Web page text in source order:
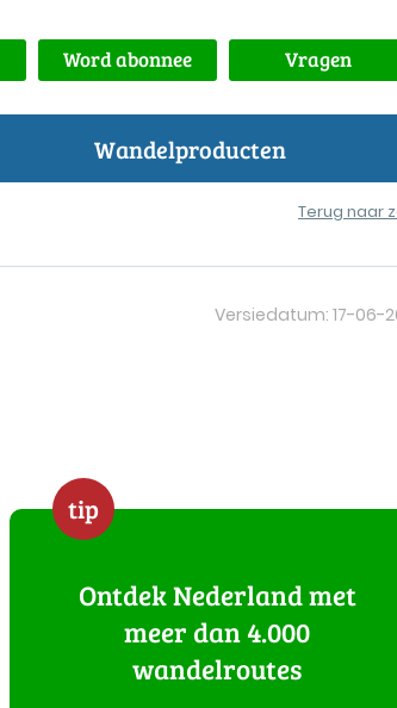
Word abonnee Vragen
Wandelproducten
Terug naar
Versiedatum: 17-06-
tip
Ontdek Nederland met
meer dan 4.000
wandelroutes